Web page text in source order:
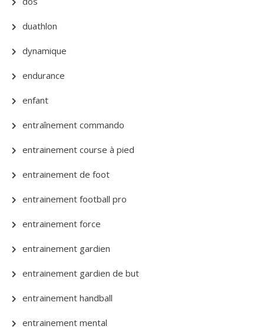
duathlon
dynamique
endurance
enfant
entraînement commando
entrainement course à pied
entrainement de foot
entrainement football pro
entrainement force
entrainement gardien
entrainement gardien de but
entrainement handball
entrainement mental